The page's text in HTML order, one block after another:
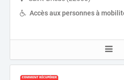
Accès aux personnes à